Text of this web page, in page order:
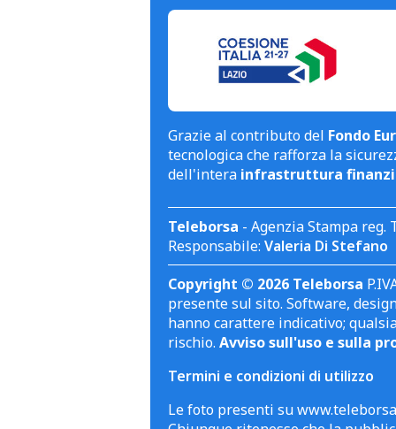
Grazie al contributo del Fondo
tecnologica che rafforza la
dell'intera infrastruttura
Teleborsa - Agenzia Stampa
Responsabile: Valeria Di Stefano
Copyright © 2026 Teleborsa
presente sul sito. Software,
hanno carattere indicativo;
rischio. Avviso sull'uso e sulla
Termini e condizioni di utilizzo
Le foto presenti su